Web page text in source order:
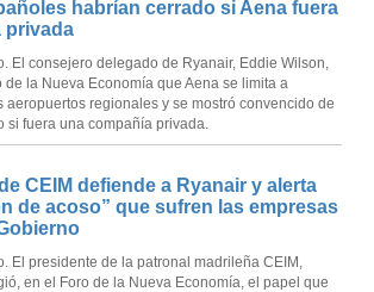
habrían cerrado si Aena fuera
privada
El consejero delegado de Ryanair, Eddie Wilson,
la Nueva Economía que Aena se limita a
aeropuertos regionales y se mostró convencido de
si fuera una compañía privada.
CEIM defiende a Ryanair y alerta
de acoso” que sufren las empresas
El presidente de la patronal madrileña CEIM,
en el Foro de la Nueva Economía, el papel que